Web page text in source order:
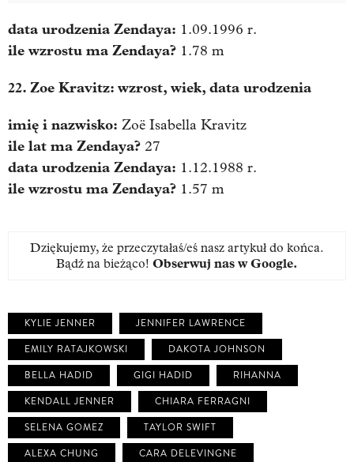
data urodzenia Zendaya: 1.09.1996 r.
ile wzrostu ma Zendaya? 1.78 m
22. Zoe Kravitz: wzrost, wiek, data urodzenia
imię i nazwisko: Zoë Isabella Kravitz
ile lat ma Zendaya? 27
data urodzenia Zendaya: 1.12.1988 r.
ile wzrostu ma Zendaya? 1.57 m
Dziękujemy, że przeczytałaś/eś nasz artykuł do końca.
Bądź na bieżąco! Obserwuj nas w Google.
KYLIE JENNER
JENNIFER LAWRENCE
EMILY RATAJKOWSKI
DAKOTA JOHNSON
BELLA HADID
GIGI HADID
RIHANNA
KENDALL JENNER
CHIARA FERRAGNI
SELENA GOMEZ
TAYLOR SWIFT
ALEXA CHUNG
CARA DELEVINGNE